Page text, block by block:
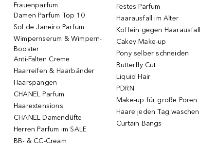
Frauenparfum
Damen Parfum Top 10
Sol de Janeiro Parfum
Wimpernserum & Wimpern-
Booster
Anti-Falten Creme
Haarreifen & Haarbänder
Haarspangen
CHANEL Parfum
Haarextensions
CHANEL Damendüfte
Herren Parfum im SALE
BB- & CC-Cream
Festes Parfum
Haarausfall im Alter
Koffein gegen Haarausfall
Cakey Make-up
Pony selber schneiden
Butterfly Cut
Liquid Hair
PDRN
Make-up für große Poren
Haare jeden Tag waschen
Curtain Bangs